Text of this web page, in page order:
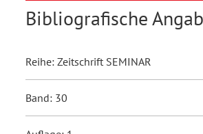
Bibliografische
Reihe: Zeitschrift SEMINAR
Band: 30